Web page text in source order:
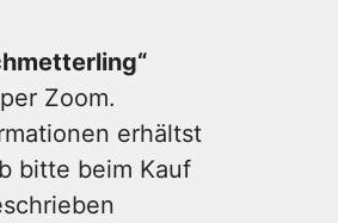
Zoom.
erhältst
bitte beim Kauf